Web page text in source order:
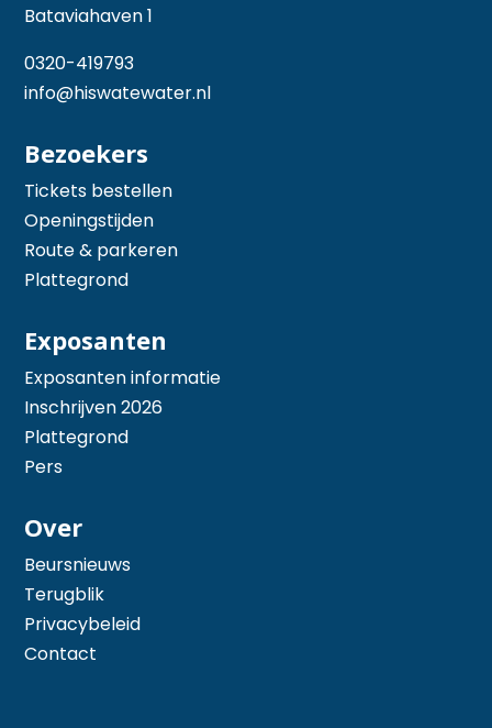
Bataviahaven 1
0320-419793
info@hiswatewater.nl
Bezoekers
Tickets bestellen
Openingstijden
Route & parkeren
Plattegrond
Exposanten
Exposanten informatie
Inschrijven 2026
Plattegrond
Pers
Over
Beursnieuws
Terugblik
Privacybeleid
Contact